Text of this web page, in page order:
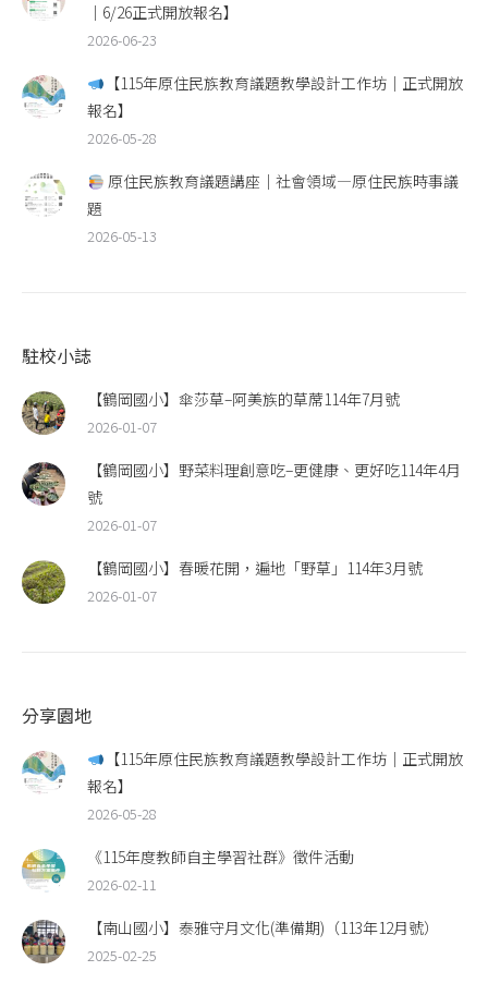
｜6/26正式開放報名】
2026-06-23
【115年原住民族教育議題教學設計工作坊｜正式開放
報名】
2026-05-28
原住民族教育議題講座｜社會領域—原住民族時事議
題
2026-05-13
駐校小誌
【鶴岡國小】傘莎草–阿美族的草蓆114年7月號
2026-01-07
【鶴岡國小】野菜料理創意吃–更健康、更好吃114年4月
號
2026-01-07
【鶴岡國小】春暖花開，遍地「野草」114年3月號
2026-01-07
分享園地
【115年原住民族教育議題教學設計工作坊｜正式開放
報名】
2026-05-28
《115年度教師自主學習社群》徵件活動
2026-02-11
【南山國小】泰雅守月文化(準備期)（113年12月號）
2025-02-25